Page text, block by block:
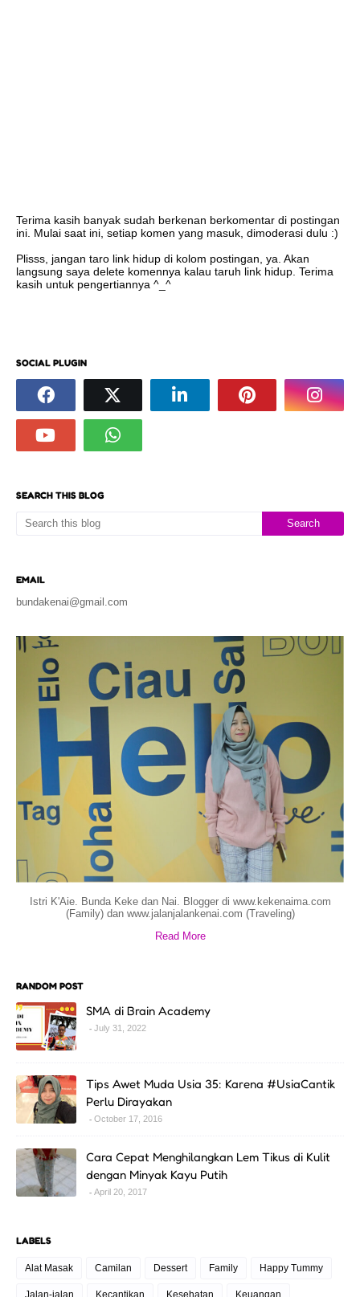
Terima kasih banyak sudah berkenan berkomentar di postingan
ini. Mulai saat ini, setiap komen yang masuk, dimoderasi dulu :)
Plisss, jangan taro link hidup di kolom postingan, ya. Akan
langsung saya delete komennya kalau taruh link hidup. Terima
kasih untuk pengertiannya ^_^
SOCIAL PLUGIN
SEARCH THIS BLOG
EMAIL
bundakenai@gmail.com
Istri K'Aie. Bunda Keke dan Nai. Blogger di www.kekenaima.com
(Family) dan www.jalanjalankenai.com (Traveling)
Read More
RANDOM POST
SMA di Brain Academy
July 31, 2022
Tips Awet Muda Usia 35: Karena #UsiaCantik
Perlu Dirayakan
October 17, 2016
Cara Cepat Menghilangkan Lem Tikus di Kulit
dengan Minyak Kayu Putih
April 20, 2017
LABELS
Alat Masak Camilan Dessert Family Happy Tummy
Jalan-jalan Kecantikan Kesehatan Keuangan